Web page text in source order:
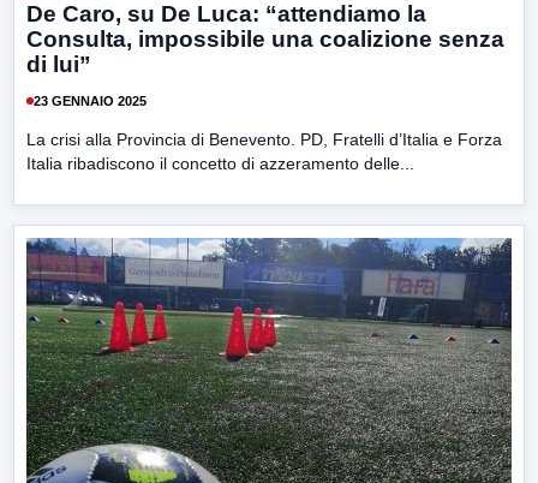
De Caro, su De Luca: “attendiamo la
Consulta, impossibile una coalizione senza
di lui”
23 GENNAIO 2025
La crisi alla Provincia di Benevento. PD, Fratelli d’Italia e Forza
Italia ribadiscono il concetto di azzeramento delle...